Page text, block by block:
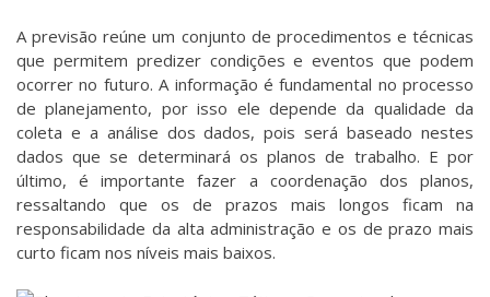
A previsão reúne um conjunto de procedimentos e técnicas
que permitem predizer condições e eventos que podem
ocorrer no futuro. A informação é fundamental no processo
de planejamento, por isso ele depende da qualidade da
coleta e a análise dos dados, pois será baseado nestes
dados que se determinará os planos de trabalho. E por
último, é importante fazer a coordenação dos planos,
ressaltando que os de prazos mais longos ficam na
responsabilidade da alta administração e os de prazo mais
curto ficam nos níveis mais baixos.